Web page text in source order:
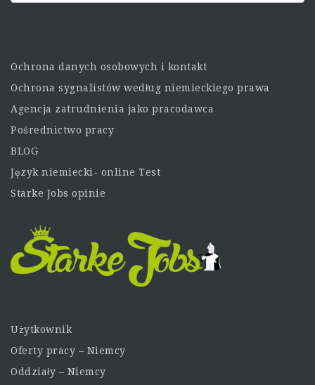
Ochrona danych osobowych i kontakt
Ochrona sygnalistów według niemieckiego prawa
Agencja zatrudnienia jako pracodawca
Pośrednictwo pracy
BLOG
Język niemiecki- online Test
Starke Jobs opinie
Użytkownik
Oferty pracy – Niemcy
Oddziały – Niemcy